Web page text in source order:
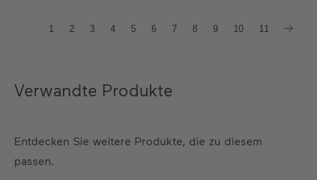
1 2 3 4 5 6 7 8 9 10 11
Verwandte Produkte
Entdecken Sie weitere Produkte, die zu diesem
passen.